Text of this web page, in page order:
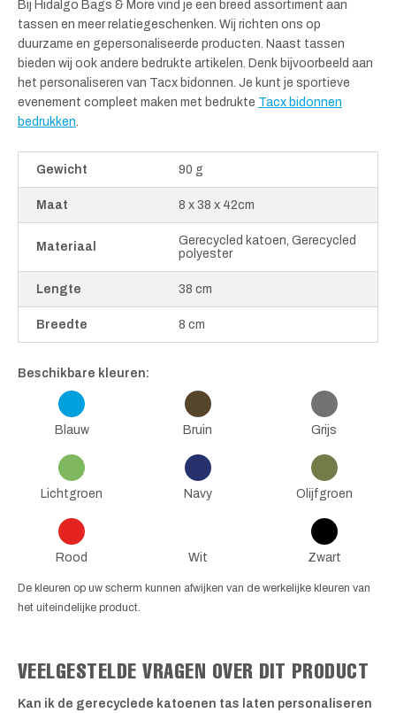
Bij Hidalgo Bags & More vind je een breed assortiment aan
tassen en meer relatiegeschenken. Wij richten ons op
duurzame en gepersonaliseerde producten. Naast tassen
bieden wij ook andere bedrukte artikelen. Denk bijvoorbeeld aan
het personaliseren van Tacx bidonnen. Je kunt je sportieve
evenement compleet maken met bedrukte Tacx bidonnen
bedrukken
Gewicht 90 g
Maat 8 x 38 x 42cm
Materiaal
Gerecycled katoen, Gerecycled
polyester
Lengte 38 cm
Breedte 8 cm
Beschikbare kleuren:
Blauw Bruin Grijs
Lichtgroen Navy Olijfgroen
Rood Wit Zwart
De kleuren op uw scherm kunnen afwijken van de werkelijke kleuren van
het uiteindelijke product.
VEELGESTELDE VRAGEN OVER DIT PRODUCT
Kan ik de gerecyclede katoenen tas laten personaliseren